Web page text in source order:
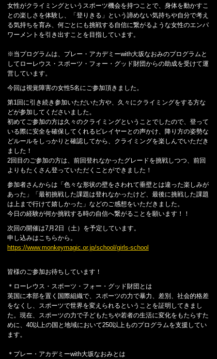
女性がクライミングというスポーツ機会を持つことで、身体を動かすこ
との楽しさを体験し、「登りきる」という諦めない気持ちや自分で考え
る気持ちを育み、何ごとにも挑戦する自信に繋がるような女性のエンパ
ワーメントを引き出すことを目指しています。
※当プログラムは、プレー・アカデミーwith大坂なおみのプログラムと
してローレウス・スポーツ・フォー・グッド財団からの助成を受けて運
営しています。
今回は視覚障害の女性5名にご参加頂きました。
第1回に引き続き参加いただいた方や、久々にクライミングをする方な
どが参加してくださいました。
初めてご参加の方は久々のクライミングということでしたので、登って
いる際に安全を確保してくれるビレイヤーとの声かけ、降り方の姿勢な
どルールをしっかりと確認してから、クライミングを楽しんでいただき
ました！
2回目のご参加の方は、前回登れなかったグレードを挑戦しつつ、前回
よりもたくさん登っていただくことができました！
参加者さんからは「色々な形状の壁をさわれて垂壁とは違った楽しみが
あった」「最初挑戦した課題は登れなかったけど、最後に挑戦した課題
は上まで行けて嬉しかった」などのご感想をいただきました。
今日の経験が何か挑戦する時の自信へ繋がることを願います！！
次回の開催は7月2日（土）を予定しています。
申し込みはこちらから。
https://www.monkeymagic.or.jp/school/girls-school
皆様のご参加お待ちしています！
＊ローレウス・スポーツ・フォー・グッド財団とは
英国に本部を置く国際組織で、スポーツの力で暴力、差別、社会的格差
をなくし、スポーツで世界を変えられるということを証明してきまし
た。現在、スポーツの力で子どもたちや若者の生活に変化をもたらすた
めに、40以上の国と地域において250以上ものプログラムを支援してい
ます。
＊プレー・アカデミーwith大坂なおみとは